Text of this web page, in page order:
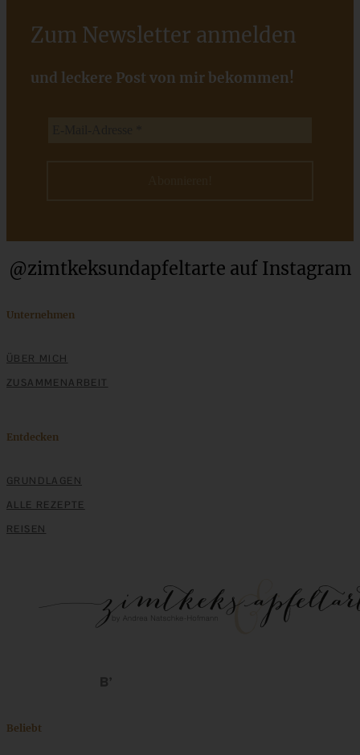
ZUM BEITRAG
Einfache Sauerteigbrötchen mit Leinsamen - knusprig,
saftig und gelingsicher
Zum Newsletter anmelden
und leckere Post von mir bekommen!
@zimtkeksundapfeltarte auf Instagram
Unternehmen
ÜBER MICH
ZUSAMMENARBEIT
Entdecken
GRUNDLAGEN
ALLE REZEPTE
REISEN
Beliebt